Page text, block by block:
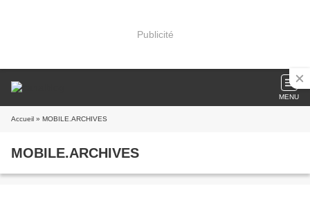
Publicité
MENU
Accueil » MOBILE.ARCHIVES
MOBILE.ARCHIVES